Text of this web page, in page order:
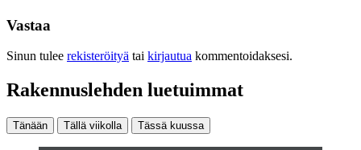
Vastaa
Sinun tulee rekisteröityä tai kirjautua kommentoidaksesi.
Rakennuslehden luetuimmat
Tänään Tällä viikolla Tässä kuussa